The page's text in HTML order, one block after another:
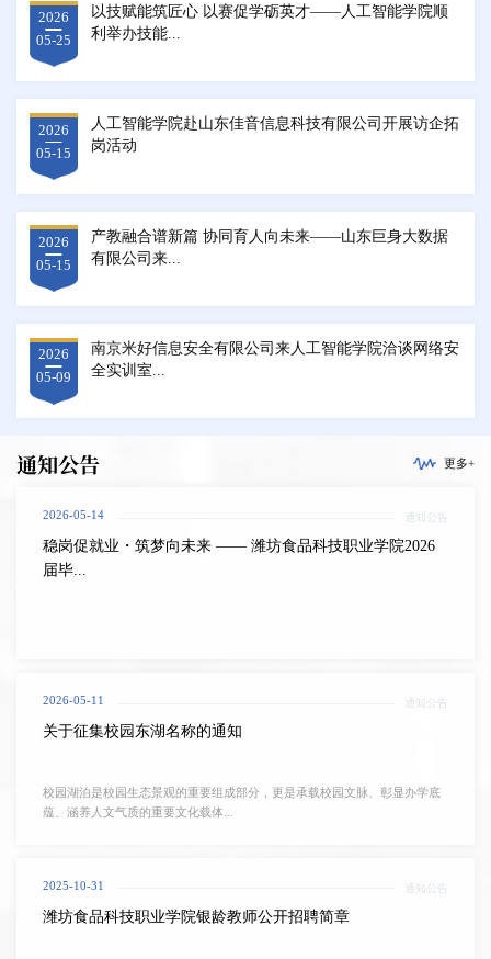
2026
05-25
以技赋能筑匠心 以赛促学砺英才——人工智能学院顺
利举办技能...
2026
05-15
人工智能学院赴山东佳音信息科技有限公司开展访企拓
岗活动
2026
05-15
产教融合谱新篇 协同育人向未来——山东巨身大数据
有限公司来...
2026
05-09
南京米好信息安全有限公司来人工智能学院洽谈网络安
全实训室...
通知公告 更多+
2026-05-14 通知公告
稳岗促就业・筑梦向未来 —— 潍坊食品科技职业学院2026
届毕...
2026-05-11 通知公告
关于征集校园东湖名称的通知
校园湖泊是校园生态景观的重要组成部分，更是承载校园文脉、彰显办学底
蕴、涵养人文气质的重要文化载体...
2025-10-31 通知公告
潍坊食品科技职业学院银龄教师公开招聘简章